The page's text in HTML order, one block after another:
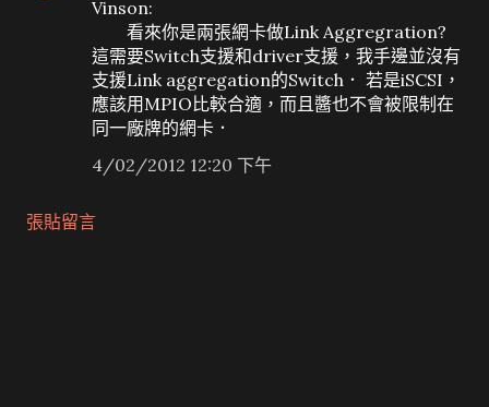
Vinson:
看來你是兩張網卡做Link Aggregration?
這需要Switch支援和driver支援，我手邊並沒有
支援Link aggregation的Switch． 若是iSCSI，
應該用MPIO比較合適，而且醬也不會被限制在
同一廠牌的網卡．
4/02/2012 12:20 下午
張貼留言